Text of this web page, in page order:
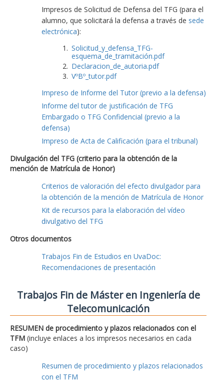
Impresos de Solicitud de Defensa del TFG (para el
alumno, que solicitará la defensa a través de sede
electrónica):
Solicitud_y_defensa_TFG-
esquema_de_tramitación.pdf
Declaracion_de_autoria.pdf
VºBº_tutor.pdf
Impreso de Informe del Tutor (previo a la defensa)
Informe del tutor de justificación de TFG
Embargado o TFG Confidencial (previo a la
defensa)
Impreso de Acta de Calificación (para el tribunal)
Divulgación del TFG (criterio para la obtención de la
mención de Matrícula de Honor)
Criterios de valoración del efecto divulgador para
la obtención de la mención de Matrícula de Honor
Kit de recursos para la elaboración del vídeo
divulgativo del TFG
Otros documentos
Trabajos Fin de Estudios en UvaDoc:
Recomendaciones de presentación
Trabajos Fin de Máster en Ingeniería de
Telecomunicación
RESUMEN de procedimiento y plazos relacionados con el
TFM (incluye enlaces a los impresos necesarios en cada
caso)
Resumen de procedimiento y plazos relacionados
con el TFM